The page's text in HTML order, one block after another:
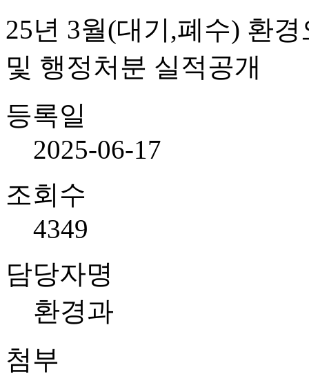
25년 3월(대기,폐수) 환
및 행정처분 실적공개
등록일
2025-06-17
조회수
4349
담당자명
환경과
첨부